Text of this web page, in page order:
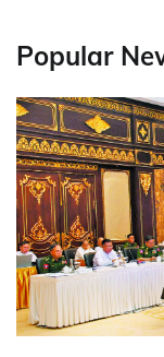
Popular